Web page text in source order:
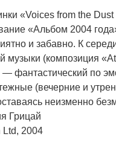
«Voices from the
«Альбом 2004
и забавно. К
музыки (композиция
— фантастический по
(вечерние и
неизменно
Грицай
Ltd, 2004